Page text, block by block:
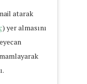
atarak
) yer almasını